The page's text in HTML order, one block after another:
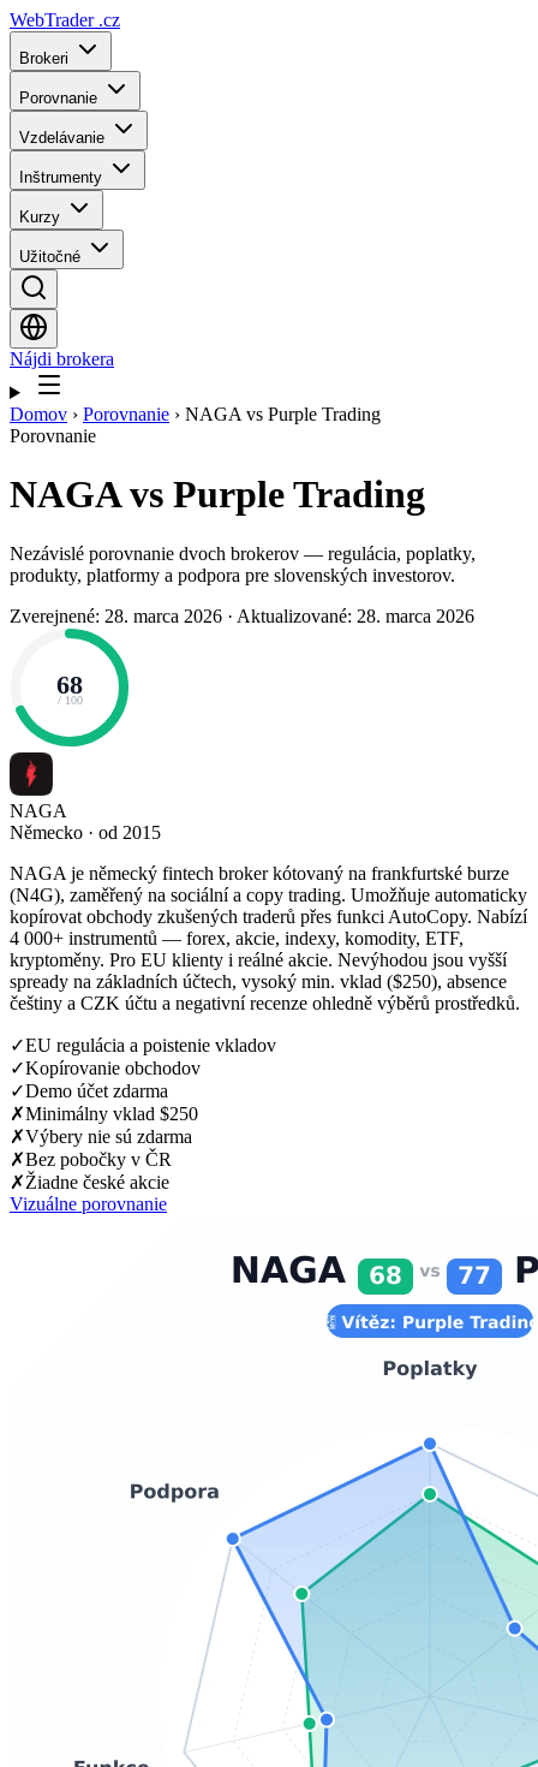
WebTrader .cz
Brokeri
Porovnanie
Vzdelávanie
Inštrumenty
Kurzy
Užitočné
Nájdi brokera
Domov › Porovnanie › NAGA vs Purple Trading
Porovnanie
NAGA vs Purple Trading
Nezávislé porovnanie dvoch brokerov — regulácia, poplatky,
produkty, platformy a podpora pre slovenských investorov.
Zverejnené: 28. marca 2026 · Aktualizované: 28. marca 2026
68
/ 100
NAGA
Německo · od 2015
NAGA je německý fintech broker kótovaný na frankfurtské burze
(N4G), zaměřený na sociální a copy trading. Umožňuje automaticky
kopírovat obchody zkušených traderů přes funkci AutoCopy. Nabízí
4 000+ instrumentů — forex, akcie, indexy, komodity, ETF,
kryptoměny. Pro EU klienty i reálné akcie. Nevýhodou jsou vyšší
spready na základních účtech, vysoký min. vklad ($250), absence
češtiny a CZK účtu a negativní recenze ohledně výběrů prostředků.
✓EU regulácia a poistenie vkladov
✓Kopírovanie obchodov
✓Demo účet zdarma
✗Minimálny vklad $250
✗Výbery nie sú zdarma
✗Bez pobočky v ČR
✗Žiadne české akcie
Vizuálne porovnanie